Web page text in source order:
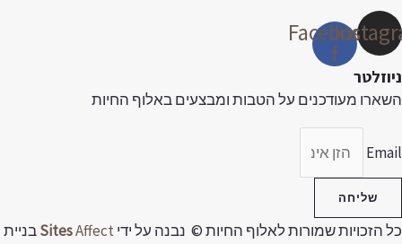
Facebook-
f
מעודכנים על הטבות ומבצעים באלוף החיות
שליחה
הזכויות שמורות לאלוף החיות © נבנה על ידי SitesAffect
בניית